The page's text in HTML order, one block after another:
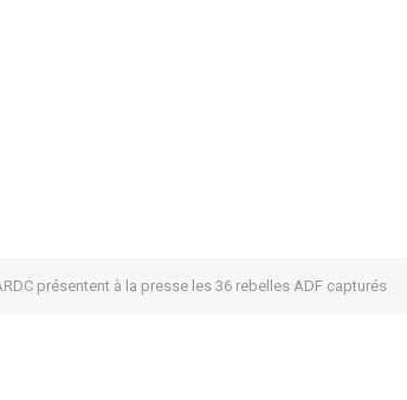
présentent à la presse les 36 rebelles ADF capturés